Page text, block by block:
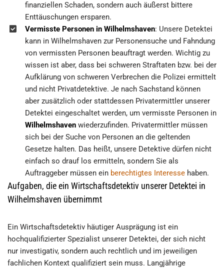
finanziellen Schaden, sondern auch äußerst bittere
Enttäuschungen ersparen.
Vermisste Personen in Wilhelmshaven: Unsere Detektei
kann in Wilhelmshaven zur Personensuche und Fahndung
von vermissten Personen beauftragt werden. Wichtig zu
wissen ist aber, dass bei schweren Straftaten bzw. bei der
Aufklärung von schweren Verbrechen die Polizei ermittelt
und nicht Privatdetektive. Je nach Sachstand können
aber zusätzlich oder stattdessen Privatermittler unserer
Detektei eingeschaltet werden, um vermisste Personen in
Wilhelmshaven wiederzufinden. Privatermittler müssen
sich bei der Suche von Personen an die geltenden
Gesetze halten. Das heißt, unsere Detektive dürfen nicht
einfach so drauf los ermitteln, sondern Sie als
Auftraggeber müssen ein berechtigtes Interesse haben.
Aufgaben, die ein Wirtschaftsdetektiv unserer Detektei in
Wilhelmshaven übernimmt
Ein Wirtschaftsdetektiv häutiger Ausprägung ist ein
hochqualifizierter Spezialist unserer Detektei, der sich nicht
nur investigativ, sondern auch rechtlich und im jeweiligen
fachlichen Kontext qualifiziert sein muss. Langjährige